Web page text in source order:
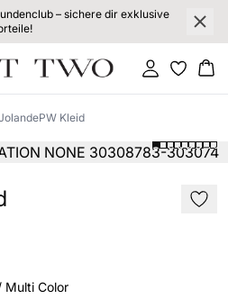
– sichere dir exklusive
Einloggen
Kleid
Multi Color